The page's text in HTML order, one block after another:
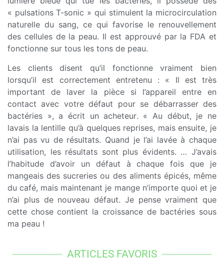
« pulsations T-sonic » qui stimulent la microcirculation
naturelle du sang, ce qui favorise le renouvellement
des cellules de la peau. Il est approuvé par la FDA et
fonctionne sur tous les tons de peau.
Les clients disent qu’il fonctionne vraiment bien
lorsqu’il est correctement entretenu : « Il est très
important de laver la pièce si l’appareil entre en
contact avec votre défaut pour se débarrasser des
bactéries », a écrit un acheteur. « Au début, je ne
lavais la lentille qu’à quelques reprises, mais ensuite, je
n’ai pas vu de résultats. Quand je l’ai lavée à chaque
utilisation, les résultats sont plus évidents. … J’avais
l’habitude d’avoir un défaut à chaque fois que je
mangeais des sucreries ou des aliments épicés, même
du café, mais maintenant je mange n’importe quoi et je
n’ai plus de nouveau défaut. Je pense vraiment que
cette chose contient la croissance de bactéries sous
ma peau !
ARTICLES FAVORIS